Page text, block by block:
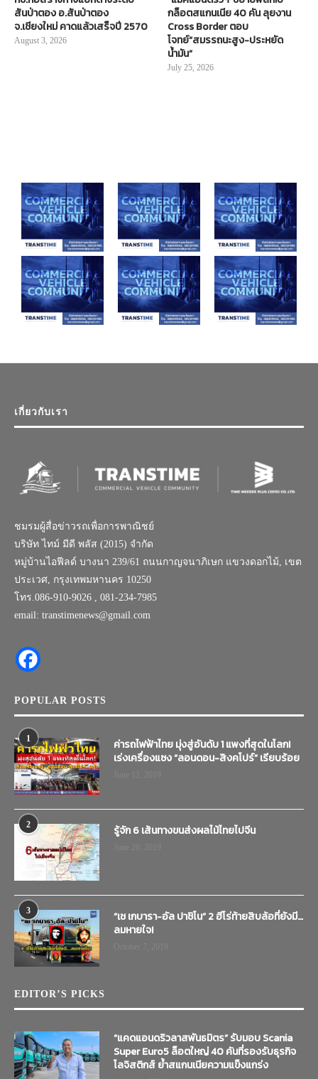
สันป่าตอง อ.สันป่าตอง
จ.เชียงใหม่ คาดแล้วเสร็จปี 2570
August 3, 2026
กล็อตสแกนเนีย 40 คัน ลุยงาน
Cross Border ตอบ
โจทย์“สมรรถนะสูง-ประหยัด
น้ำมัน”
July 25, 2026
เกี่ยวกับเรา
ชมรมผู้สื่อข่าวรถเพื่อการพาณิชย์
บริษัท ไทม์ มีดี พลัส (2015) จำกัด
หมู่บ้านไอฟีลด์ บางนา 239/61 ถนนกาญจนาภิเษก แขวงดอกไม้, เขต
ประเวศ, กรุงเทพมหานคร 10250
โทร.086-910-9026 , 081-234-7985
email: transtimenews@gmail.com
POPULAR POSTS
1
ค่ารถไฟฟ้าไทย มุ่งสู่อันดับ 1 แพงที่สุดในโลก!
เร่งเครื่องแซง “ลอนดอน-สิงคโปร์” เรียบร้อย
2 รู้จัก 6 เส้นทางขนส่งผลไม้ไทยไปจีน
3
“เช เกบารา-อัล ปาชิโน” 2 ฮีโร่ท้ายสิบล้อที่ยังมี…
ลมหายใจ!
EDITOR’S PICKS
“แคดแอนดริวลาสพันธมิตร” รับมอบ Scania
Super Euro5 ล็อตใหญ่ 40 คันที่รองรับธุรกิจ
โลจิสติกส์ ย้ำสแกนเนียความแข็งแกร่ง